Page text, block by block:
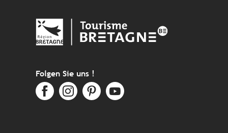
Folgen Sie uns !